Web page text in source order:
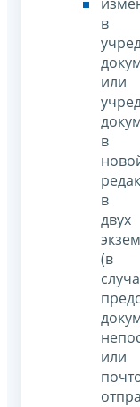
в
или
в
в
двух
(в
или